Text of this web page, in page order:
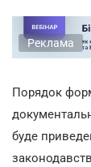
Реклама
Порядок
буде